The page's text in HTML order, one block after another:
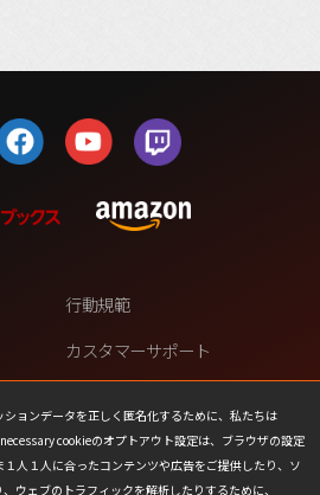
ョンデータを正しく匿名化するために、私たちは
cookieのオプトアウト設定は、ブラウザの設定
人１人に合ったコンテンツや広告をご提供したり、ソ
ウェブのトラフィックを解析したりするために、
行動規範
カスタマーサポート
ない
プレスリリース